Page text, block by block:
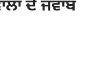
ਦੇ ਜਵਾਬ